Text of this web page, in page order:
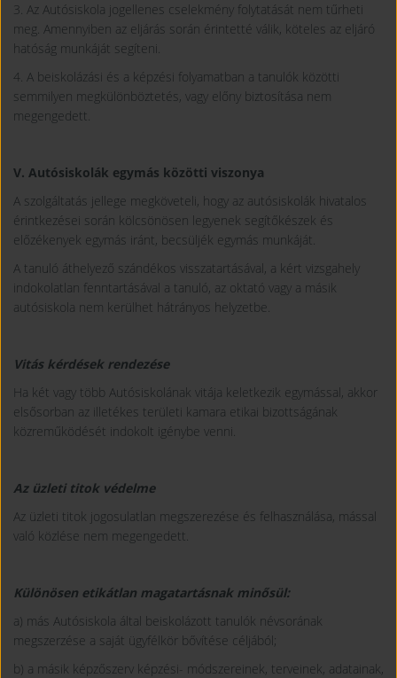
3. Az Autósiskola jogellenes cselekmény folytatását nem tűrheti
meg. Amennyiben az eljárás során érintetté válik, köteles az eljáró
hatóság munkáját segíteni.
4. A beiskolázási és a képzési folyamatban a tanulók közötti
semmilyen megkülönböztetés, vagy előny biztosítása nem
megengedett.
V. Autósiskolák egymás közötti viszonya
A szolgáltatás jellege megköveteli, hogy az autósiskolák hivatalos
érintkezései során kölcsönösen legyenek segítőkészek és
előzékenyek egymás iránt, becsüljék egymás munkáját.
A tanuló áthelyező szándékos visszatartásával, a kért vizsgahely
indokolatlan fenntartásával a tanuló, az oktató vagy a másik
autósiskola nem kerülhet hátrányos helyzetbe.
Vitás kérdések rendezése
Ha két vagy több Autósiskolának vitája keletkezik egymással, akkor
elsősorban az illetékes területi kamara etikai bizottságának
közreműködését indokolt igénybe venni.
Az üzleti titok védelme
Az üzleti titok jogosulatlan megszerezése és felhasználása, mással
való közlése nem megengedett.
Különösen etikátlan magatartásnak minősül:
a) más Autósiskola által beiskolázott tanulók névsorának
megszerzése a saját ügyfélkör bővítése céljából;
b) a másik képzőszerv képzési- módszereinek, terveinek, adatainak,